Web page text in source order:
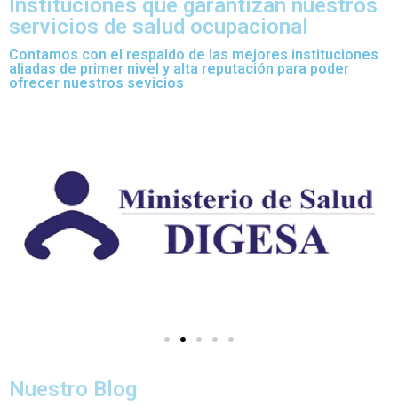
Instituciones que garantizan nuestros
servicios de salud ocupacional
Contamos con el respaldo de las mejores instituciones
aliadas de primer nivel y alta reputación para poder
ofrecer nuestros sevicios
Nuestro Blog